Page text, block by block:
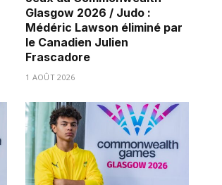
Glasgow 2026 / Judo :
Médéric Lawson éliminé par
le Canadien Julien
Frascadore
1 AOÛT 2026